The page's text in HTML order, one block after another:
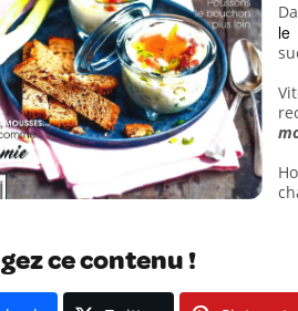
le
ce contenu !